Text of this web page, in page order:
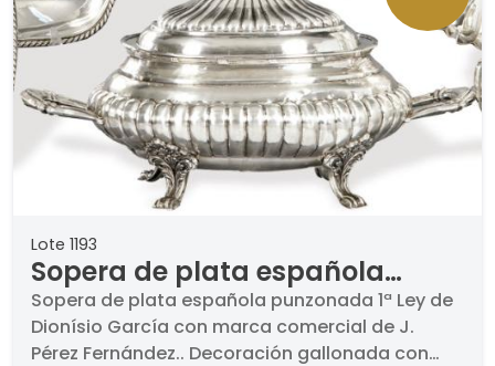
Lote 1193
Sopera de plata española
punzonada 1ª Ley de Dionísio
García con marca comercial
Sopera de plata española punzonada 1ª Ley de
Dionísio García con marca comercial de J.
Pérez Fernández.. Decoración gallonada con